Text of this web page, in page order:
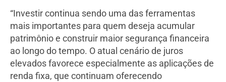
“Investir continua sendo uma das ferramentas
mais importantes para quem deseja acumular
patrimônio e construir maior segurança financeira
ao longo do tempo. O atual cenário de juros
elevados favorece especialmente as aplicações de
renda fixa, que continuam oferecendo